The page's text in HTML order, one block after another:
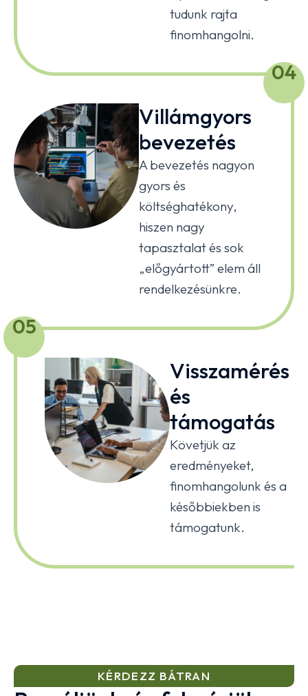
tudunk rajta
finomhangolni.
04
Villámgyors
bevezetés
A bevezetés nagyon
gyors és
költséghatékony,
hiszen nagy
tapasztalat és sok
„előgyártott” elem áll
rendelkezésünkre.
05
Visszamérés
és
támogatás
Követjük az
eredményeket,
finomhangolunk és a
későbbiekben is
támogatunk.
KÉRDEZZ BÁTRAN